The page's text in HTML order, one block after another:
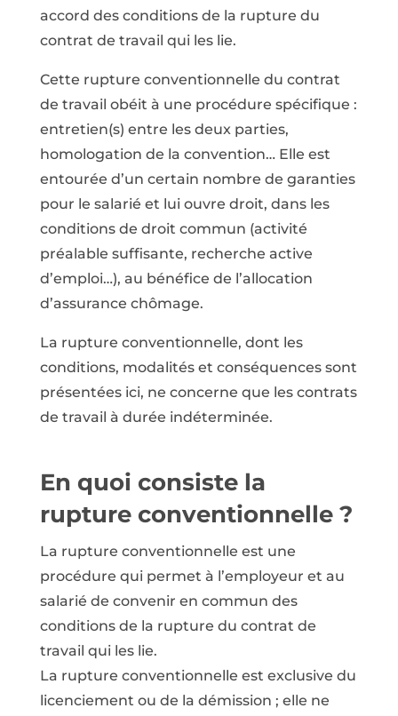
accord des conditions de la rupture du
contrat de travail qui les lie.
Cette rupture conventionnelle du contrat
de travail obéit à une procédure spécifique :
entretien(s) entre les deux parties,
homologation de la convention… Elle est
entourée d’un certain nombre de garanties
pour le salarié et lui ouvre droit, dans les
conditions de droit commun (activité
préalable suffisante, recherche active
d’emploi…), au bénéfice de l’allocation
d’assurance chômage.
La rupture conventionnelle, dont les
conditions, modalités et conséquences sont
présentées ici, ne concerne que les contrats
de travail à durée indéterminée.
En quoi consiste la
rupture conventionnelle ?
La rupture conventionnelle est une
procédure qui permet à l’employeur et au
salarié de convenir en commun des
conditions de la rupture du contrat de
travail qui les lie.
La rupture conventionnelle est exclusive du
licenciement ou de la démission ; elle ne